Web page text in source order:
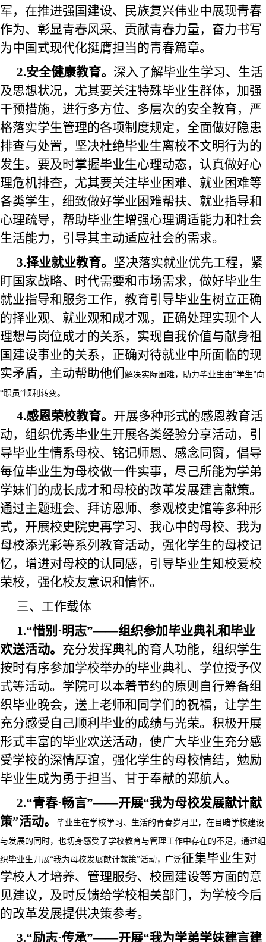
军，在推进强国建设、民族复兴伟业中展现青春
作为、彰显青春风采、贡献青春力量，奋力书写
为中国式现代化挺膺担当的青春篇章。
2.安全健康教育。 深入了解毕业生学习、生活
及思想状况，尤其要关注特殊毕业生群体，加强
干预措施，进行多方位、多层次的安全教育，严
格落实学生管理的各项制度规定， 全面做好隐患
排查与处置， 坚决杜绝毕业生离校不文明行为的
发生。要及时掌握毕业生心理动态，认真做好心
理危机排查，尤其要关注毕业困难、就业困难等
各类学生，细致做好学业困难帮扶、就业指导和
心理疏导，帮助毕业生增强心理调适能力和社会
生活能力，引导其主动适应社会的需求。
3.择业就业教育。 坚决落实就业优先工程，紧
盯国家战略、时代需要和市场需求，做好毕业生
就业指导和服务工作， 教育引导毕业生树立正确
的择业观、就业观和成才观， 正确处理实现个人
理想与岗位成才的关系，实现自我价值与献身祖
国建设事业的关系，正确对待就业中所面临的现
实矛盾，主动帮助他们 解决实际困难，助力毕业生由“学生”向
“职员”顺利转变。
4.感恩荣校教育。 开展多种形式的感恩教育活
动，组织优秀毕业生开展各类经验分享活动，引
导毕业生情系母校、铭记师恩、感念同窗，倡导
每位毕业生为母校做一件实事，尽己所能为学弟
学妹们的成长成才和母校的改革发展建言献策。
通过主题班会、拜访恩师、参观校史馆等多种形
式，开展校史院史再学习、我心中的母校、我为
母校添光彩等系列教育活动，强化学生的母校记
忆，增进对母校的认同感，引导毕业生知校爱校
荣校，强化校友意识和情怀。
三、工作载体
1.“惜别·明志”——组织参加毕业典礼和毕业
欢送活动。 充分发挥典礼的育人功能， 组织学生
按时有序参加学校举办的毕业典礼、学位授予仪
式等活动。 学院可以本着节约的原则 自行筹备组
织毕业晚会，送上老师和同学们的祝福，让学生
充分感受自己顺利毕业的成绩与光荣。积极开展
形式丰富的毕业欢送活动，使广大毕业生充分感
受学校的深情厚谊，强化学生的母校情结，勉励
毕业生成为勇于担当、甘于奉献的郑航人。
2.“青春·畅言”——开展“我为母校发展献计献
策”活动。
毕业生在学校学习、生活的青春岁月里，在目睹学校建设
与发展的同时，也切身感受了学校教育与管理工作中存在的不足，通过组
织毕业生开展“我为母校发展献计献策”活动，广泛征集毕业生对
学校人才培养、 管理服务、校园建设等方面的意
见建议，及时反馈给学校相关部门，为学校今后
的改革发展提供决策参考。
3.“励志·传承”——开展“我为学弟学妹建言建